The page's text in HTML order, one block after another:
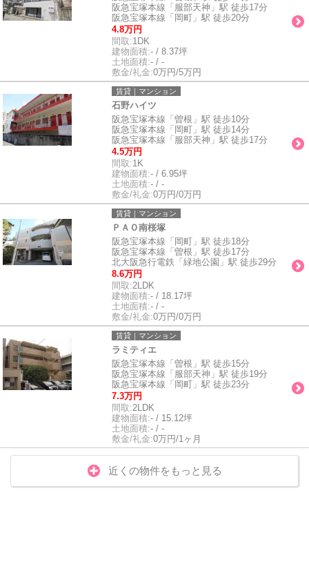
阪急宝塚本線「服部天神」駅 徒歩17分
阪急宝塚本線「岡町」駅 徒歩20分
4.8万円
間取:1DK
建物面積:- / 8.37坪
土地面積:- / -
敷金/礼金:0万円/5万円
賃貸｜マンション
石野ハイツ
阪急宝塚本線「曽根」駅 徒歩10分
阪急宝塚本線「岡町」駅 徒歩14分
阪急宝塚本線「服部天神」駅 徒歩17分
4.5万円
間取:1K
建物面積:- / 6.95坪
土地面積:- / -
敷金/礼金:0万円/0万円
賃貸｜マンション
ＰＡＯ南桜塚
阪急宝塚本線「岡町」駅 徒歩18分
阪急宝塚本線「曽根」駅 徒歩17分
北大阪急行電鉄「緑地公園」駅 徒歩29分
8.6万円
間取:2LDK
建物面積:- / 18.17坪
土地面積:- / -
敷金/礼金:0万円/0万円
賃貸｜マンション
ラミティエ
阪急宝塚本線「曽根」駅 徒歩15分
阪急宝塚本線「服部天神」駅 徒歩19分
阪急宝塚本線「岡町」駅 徒歩23分
7.3万円
間取:2LDK
建物面積:- / 15.12坪
土地面積:- / -
敷金/礼金:0万円/1ヶ月
近くの物件をもっと見る